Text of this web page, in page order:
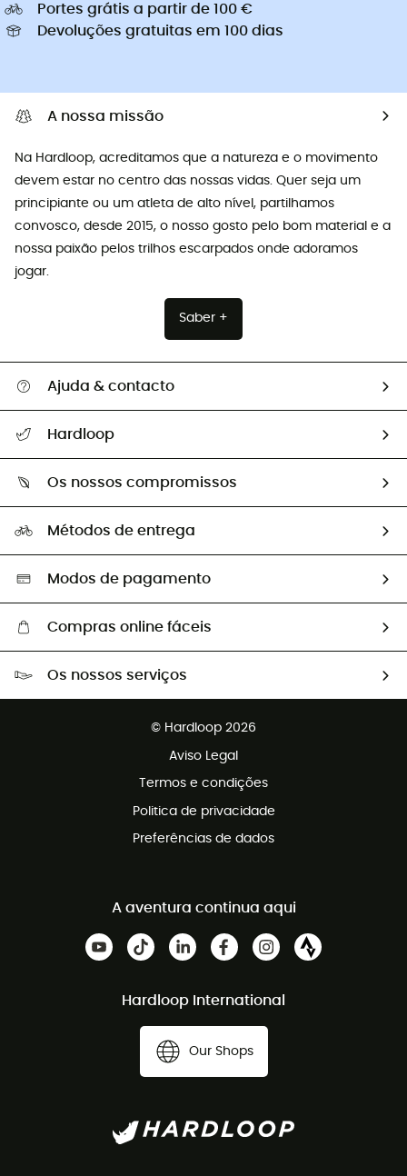
Portes grátis a partir de 100 €
Devoluções gratuitas em 100 dias
A nossa missão
Na Hardloop, acreditamos que a natureza e o movimento
devem estar no centro das nossas vidas. Quer seja um
principiante ou um atleta de alto nível, partilhamos
convosco, desde 2015, o nosso gosto pelo bom material e a
nossa paixão pelos trilhos escarpados onde adoramos
jogar.
Saber +
Ajuda & contacto
Devoluções e reembolsos
Guia de tamanhos
Trocas & Devoluções
Hardloop
Os nossos embaixadores
Os nossos compromissos
Seleção eco-responsável
Métodos de entrega
Modos de pagamento
Compras online fáceis
Devoluções gratuitas em 100 dias
Os nossos serviços
© Hardloop 2026
Aviso Legal
Termos e condições
Politica de privacidade
Preferências de dados
A aventura continua aqui
Hardloop International
Our Shops